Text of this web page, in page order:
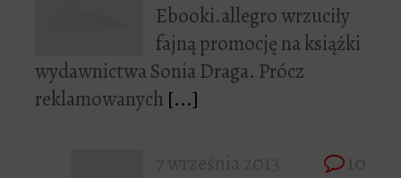
Ebooki.allegro wrzuciły
fajną promocję na książki
wydawnictwa Sonia Draga. Prócz
reklamowanych [...]